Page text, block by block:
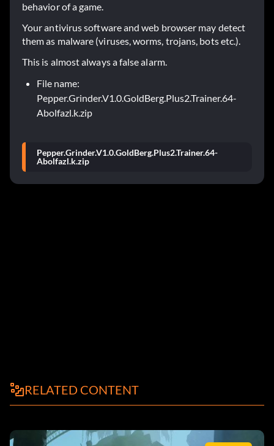
behavior of a game.
Your antivirus software and web browser may detect
them as malware (viruses, worms, trojans, bots etc.).
This is almost always a false alarm.
File name:
Pepper.Grinder.V1.0.GoldBerg.Plus2.Trainer.64-
Abolfazl.k.zip
Pepper.Grinder.V1.0.GoldBerg.Plus2.Trainer.64-
Abolfazl.k.zip
RELATED CONTENT